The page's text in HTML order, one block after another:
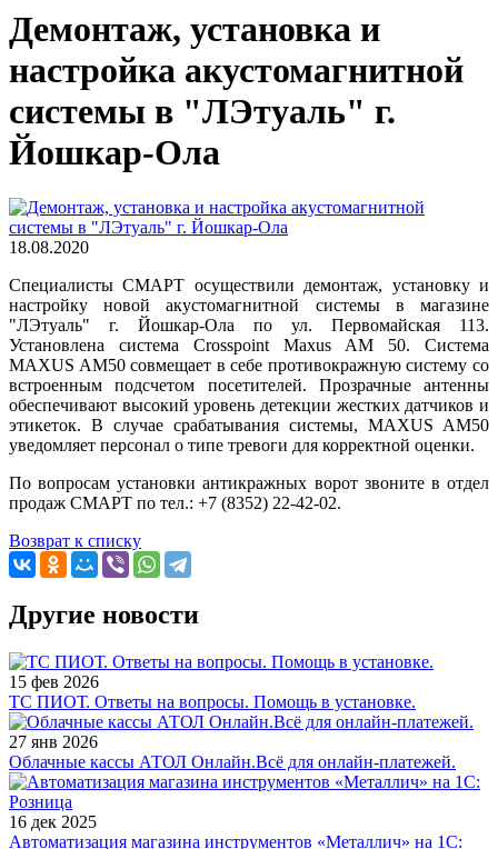
Демонтаж, установка и
настройка акустомагнитной
системы в "ЛЭтуаль" г.
Йошкар-Ола
18.08.2020
Специалисты СМАРТ осуществили демонтаж, установку и
настройку новой акустомагнитной системы в магазине
"ЛЭтуаль" г. Йошкар-Ола по ул. Первомайская 113.
Установлена система Crosspoint Maxus AM 50. Система
MAXUS AM50 совмещает в себе противокражную систему со
встроенным подсчетом посетителей. Прозрачные антенны
обеспечивают высокий уровень детекции жестких датчиков и
этикеток. В случае срабатывания системы, MAXUS AM50
уведомляет персонал о типе тревоги для корректной оценки.
По вопросам установки антикражных ворот звоните в отдел
продаж СМАРТ по тел.: +7 (8352) 22-42-02.
Возврат к списку
Другие новости
15 фев 2026
ТС ПИОТ. Ответы на вопросы. Помощь в установке.
27 янв 2026
Облачные кассы АТОЛ Онлайн.Всё для онлайн-платежей.
16 дек 2025
Автоматизация магазина инструментов «Металлич» на 1С: